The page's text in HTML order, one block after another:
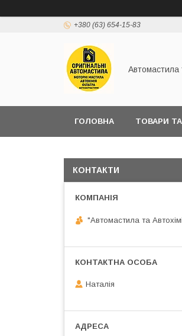
+380 (63) 654-15-83
Автомастила
ГОЛОВНА ТОВАРИ
КОНТАКТИ
"Автомастила та
Наталія